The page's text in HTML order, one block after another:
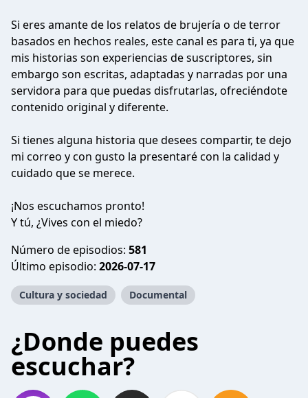
Si eres amante de los relatos de brujería o de terror
basados en hechos reales, este canal es para ti, ya que
mis historias son experiencias de suscriptores, sin
embargo son escritas, adaptadas y narradas por una
servidora para que puedas disfrutarlas, ofreciéndote
contenido original y diferente.
Si tienes alguna historia que desees compartir, te dejo
mi correo y con gusto la presentaré con la calidad y
cuidado que se merece.
¡Nos escuchamos pronto!
Y tú, ¿Vives con el miedo?
Número de episodios: 581
Último episodio: 2026-07-17
Cultura y sociedad Documental
¿Donde puedes
escuchar?